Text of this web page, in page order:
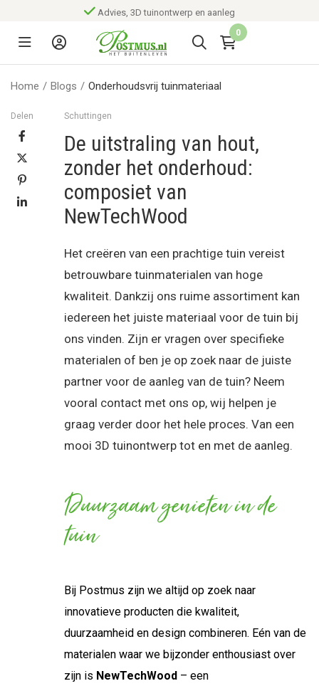
Advies, 3D tuinontwerp en aanleg
0
Home / Blogs / Onderhoudsvrij tuinmateriaal
Schuttingen
De uitstraling van hout,
zonder het onderhoud:
composiet van
NewTechWood
Het creëren van een prachtige tuin vereist
betrouwbare tuinmaterialen van hoge
kwaliteit. Dankzij ons ruime assortiment kan
iedereen het juiste materiaal voor de tuin bij
ons vinden. Zijn er vragen over specifieke
materialen of ben je op zoek naar de juiste
partner voor de aanleg van de tuin? Neem
vooral contact met ons op, wij helpen je
graag verder door het hele proces. Van een
mooi 3D tuinontwerp tot en met de aanleg.
Duurzaam genieten in de
tuin
Bij Postmus zijn we altijd op zoek naar
innovatieve producten die kwaliteit,
duurzaamheid en design combineren. Eén van de
materialen waar we bijzonder enthousiast over
zijn is NewTechWood – een
Delen